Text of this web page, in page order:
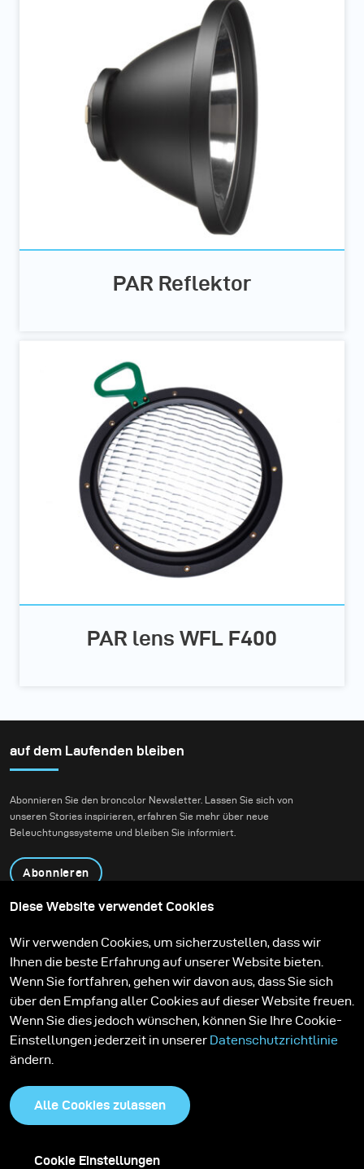
PAR Reflektor
PAR lens WFL F400
auf dem Laufenden bleiben
Abonnieren Sie den broncolor Newsletter. Lassen Sie sich von
unseren Stories inspirieren, erfahren Sie mehr über neue
Beleuchtungssysteme und bleiben Sie informiert.
Abonnieren
Kontakt
Technologien
Contribute to our blog
Lernen
Support
Karriere
Media Center
Diese Website verwendet Cookies
Wir verwenden Cookies, um sicherzustellen, dass wir
Ihnen die beste Erfahrung auf unserer Website bieten.
Wenn Sie fortfahren, gehen wir davon aus, dass Sie sich
über den Empfang aller Cookies auf dieser Website freuen.
Wenn Sie dies jedoch wünschen, können Sie Ihre Cookie-
Einstellungen jederzeit in unserer Datenschutzrichtlinie
ändern.
Alle Cookies zulassen
Cookie Einstellungen